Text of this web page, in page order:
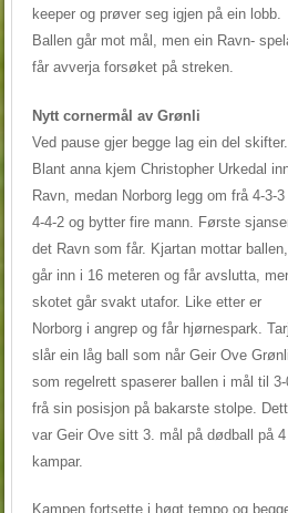
keeper og prøver seg igjen på ein lobb.
Ballen går mot mål, men ein Ravn-
får avverja forsøket på streken.
Nytt cornermål av Grønli
Ved pause gjer begge lag ein del skifter.
Blant anna kjem Christopher Urkedal
Ravn, medan Norborg legg om frå 4-3-3
4-4-2 og bytter fire mann. Første
det Ravn som får. Kjartan mottar ballen,
går inn i 16 meteren og får avslutta,
skotet går svakt utafor. Like etter er
Norborg i angrep og får hjørnespark.
slår ein låg ball som når Geir Ove Grønli
som regelrett spaserer ballen i mål til 3-
frå sin posisjon på bakarste stolpe.
var Geir Ove sitt 3. mål på dødball på 4
kampar.
Kampen fortsette i høgt tempo og